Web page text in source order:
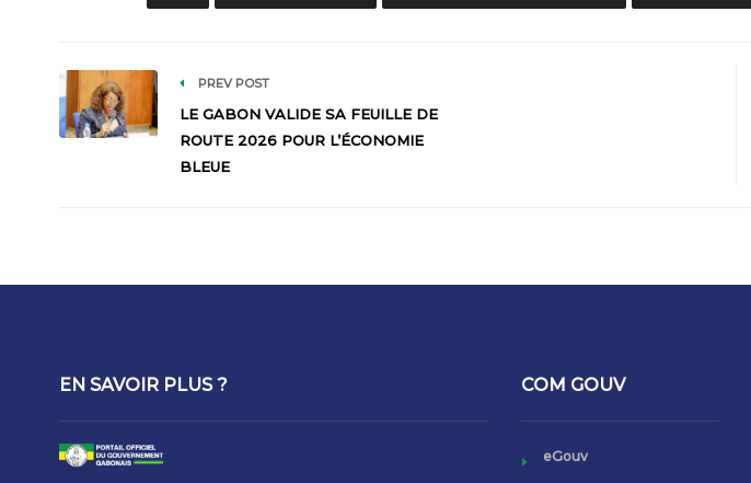
PREV POST
LE GABON VALIDE SA FEUILLE DE
ROUTE 2026 POUR L’ÉCONOMIE
BLEUE
EN SAVOIR PLUS ? COM GOUV
eGouv